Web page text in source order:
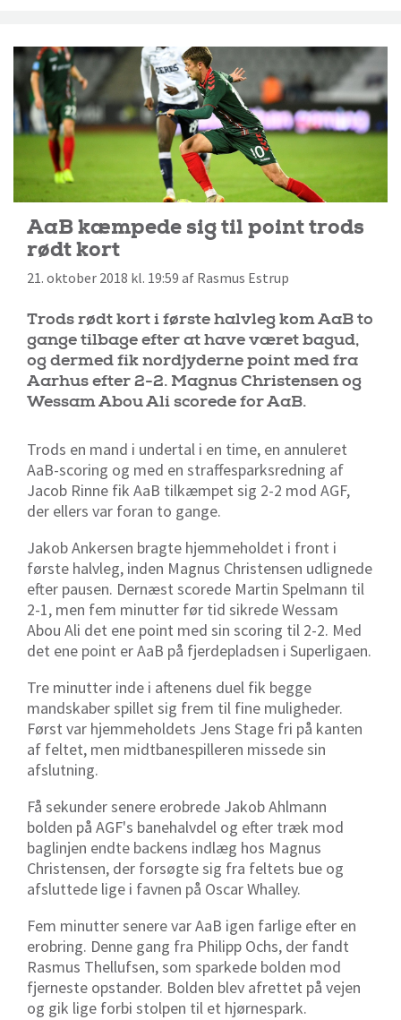
AaB kæmpede sig til point trods
rødt kort
21. oktober 2018 kl. 19:59 af Rasmus Estrup
Trods rødt kort i første halvleg kom AaB to
gange tilbage efter at have været bagud,
og dermed fik nordjyderne point med fra
Aarhus efter 2-2. Magnus Christensen og
Wessam Abou Ali scorede for AaB.
Trods en mand i undertal i en time, en annuleret
AaB-scoring og med en straffesparksredning af
Jacob Rinne fik AaB tilkæmpet sig 2-2 mod AGF,
der ellers var foran to gange.
Jakob Ankersen bragte hjemmeholdet i front i
første halvleg, inden Magnus Christensen udlignede
efter pausen. Dernæst scorede Martin Spelmann til
2-1, men fem minutter før tid sikrede Wessam
Abou Ali det ene point med sin scoring til 2-2. Med
det ene point er AaB på fjerdepladsen i Superligaen.
Tre minutter inde i aftenens duel fik begge
mandskaber spillet sig frem til fine muligheder.
Først var hjemmeholdets Jens Stage fri på kanten
af feltet, men midtbanespilleren missede sin
afslutning.
Få sekunder senere erobrede Jakob Ahlmann
bolden på AGF's banehalvdel og efter træk mod
baglinjen endte backens indlæg hos Magnus
Christensen, der forsøgte sig fra feltets bue og
afsluttede lige i favnen på Oscar Whalley.
Fem minutter senere var AaB igen farlige efter en
erobring. Denne gang fra Philipp Ochs, der fandt
Rasmus Thellufsen, som sparkede bolden mod
fjerneste opstander. Bolden blev afrettet på vejen
og gik lige forbi stolpen til et hjørnespark.